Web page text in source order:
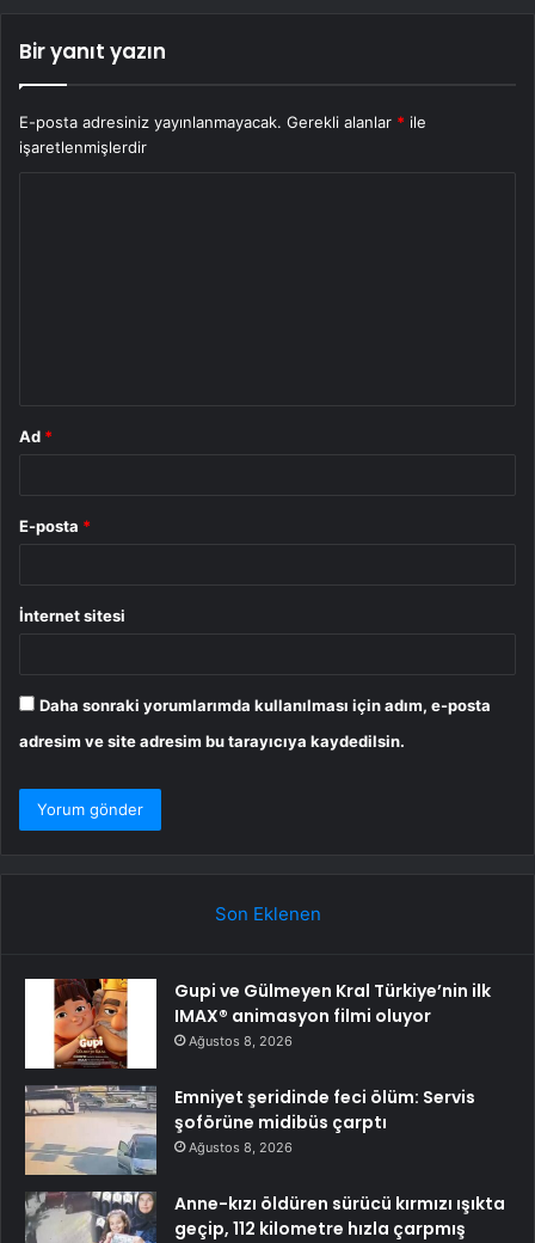
Bir yanıt yazın
E-posta adresiniz yayınlanmayacak. Gerekli alanlar * ile
işaretlenmişlerdir
Ad *
E-posta *
İnternet sitesi
Daha sonraki yorumlarımda kullanılması için adım, e-posta
adresim ve site adresim bu tarayıcıya kaydedilsin.
Son Eklenen
Gupi ve Gülmeyen Kral Türkiye’nin ilk
IMAX® animasyon filmi oluyor
Ağustos 8, 2026
Emniyet şeridinde feci ölüm: Servis
şoförüne midibüs çarptı
Ağustos 8, 2026
Anne-kızı öldüren sürücü kırmızı ışıkta
geçip, 112 kilometre hızla çarpmış